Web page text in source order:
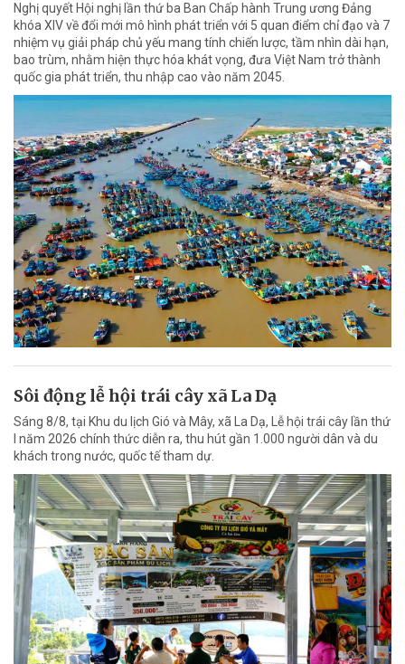
Nghị quyết Hội nghị lần thứ ba Ban Chấp hành Trung ương Đảng
khóa XIV về đổi mới mô hình phát triển với 5 quan điểm chỉ đạo và 7
nhiệm vụ giải pháp chủ yếu mang tính chiến lược, tầm nhìn dài hạn,
bao trùm, nhằm hiện thực hóa khát vọng, đưa Việt Nam trở thành
quốc gia phát triển, thu nhập cao vào năm 2045.
Sôi động lễ hội trái cây xã La Dạ
Sáng 8/8, tại Khu du lịch Gió và Mây, xã La Dạ, Lễ hội trái cây lần thứ
I năm 2026 chính thức diễn ra, thu hút gần 1.000 người dân và du
khách trong nước, quốc tế tham dự.